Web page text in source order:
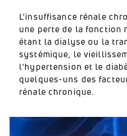
L’insuffisance rénale
une perte de la fonction
étant la dialyse ou la
systémique, le
l’hypertension et le
quelques-uns des
rénale chronique.